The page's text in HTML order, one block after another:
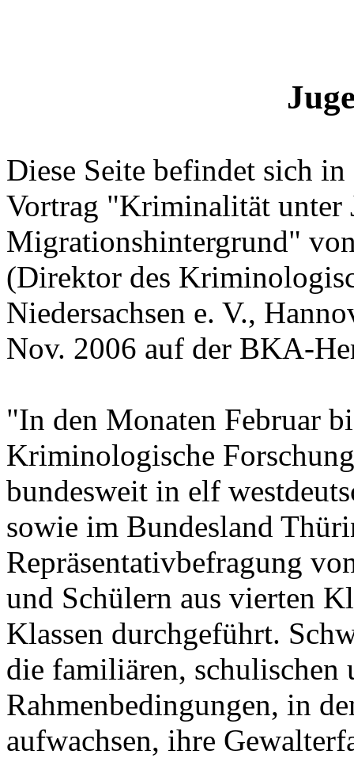
Diese Seite befindet sich
Vortrag "Kriminalität unter
Migrationshintergrund"
(Direktor des
Niedersachsen e. V.,
Nov. 2006 auf der BKA-
"In den Monaten Februar
Kriminologische
bundesweit in elf
sowie im Bundesland
Repräsentativbefragung
und Schülern aus vierten
Klassen durchgeführt.
die familiären, schulischen
Rahmenbedingungen, in
aufwachsen, ihre